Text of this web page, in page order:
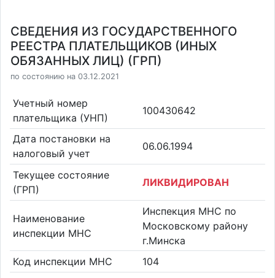
СВЕДЕНИЯ ИЗ ГОСУДАРСТВЕННОГО
РЕЕСТРА ПЛАТЕЛЬЩИКОВ (ИНЫХ
ОБЯЗАННЫХ ЛИЦ) (ГРП)
по состоянию на 03.12.2021
Учетный номер
плательщика (УНП)
100430642
Дата постановки на
налоговый учет
06.06.1994
Текущее состояние
(ГРП)
ЛИКВИДИРОВАН
Наименование
инспекции МНС
Инспекция МНС по
Московскому району
г.Минска
Код инспекции МНС
104